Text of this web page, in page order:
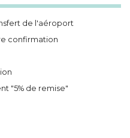
de l'aéroport
confirmation
"5% de remise"